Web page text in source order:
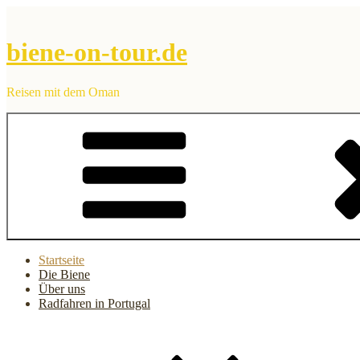
springen
biene-on-tour.de
Reisen mit dem Oman
Startseite
Die Biene
Über uns
Radfahren in Portugal